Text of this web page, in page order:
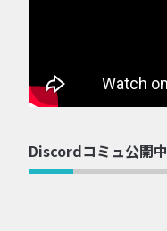
Discordコミュ公開中